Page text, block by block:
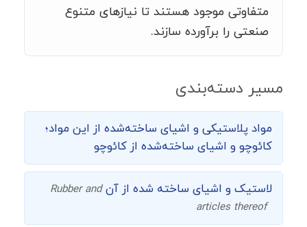
متفاوتی موجود هستند تا نیازهای متنوع
صنعتی را برآورده سازند.
مسیر دسته‌بندی
مواد پلاستیکی و اشیای ساخته‌شده از این مواد؛
کائوچو و اشیای ساخته‌شده از کائوچو
لاستیک و اشیای ساخته شده از آنRubber and
articles thereof